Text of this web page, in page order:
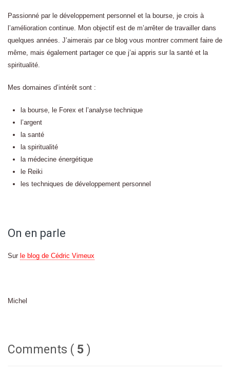
Passionné par le développement personnel et la bourse, je crois à
l’amélioration continue. Mon objectif est de m’arrêter de travailler dans
quelques années. J’aimerais par ce blog vous montrer comment faire de
même, mais également partager ce que j’ai appris sur la santé et la
spiritualité.
Mes domaines d’intérêt sont :
la bourse, le Forex et l’analyse technique
l’argent
la santé
la spiritualité
la médecine énergétique
le Reiki
les techniques de développement personnel
On en parle
Sur le blog de Cédric Vimeux
Michel
Comments ( 5 )